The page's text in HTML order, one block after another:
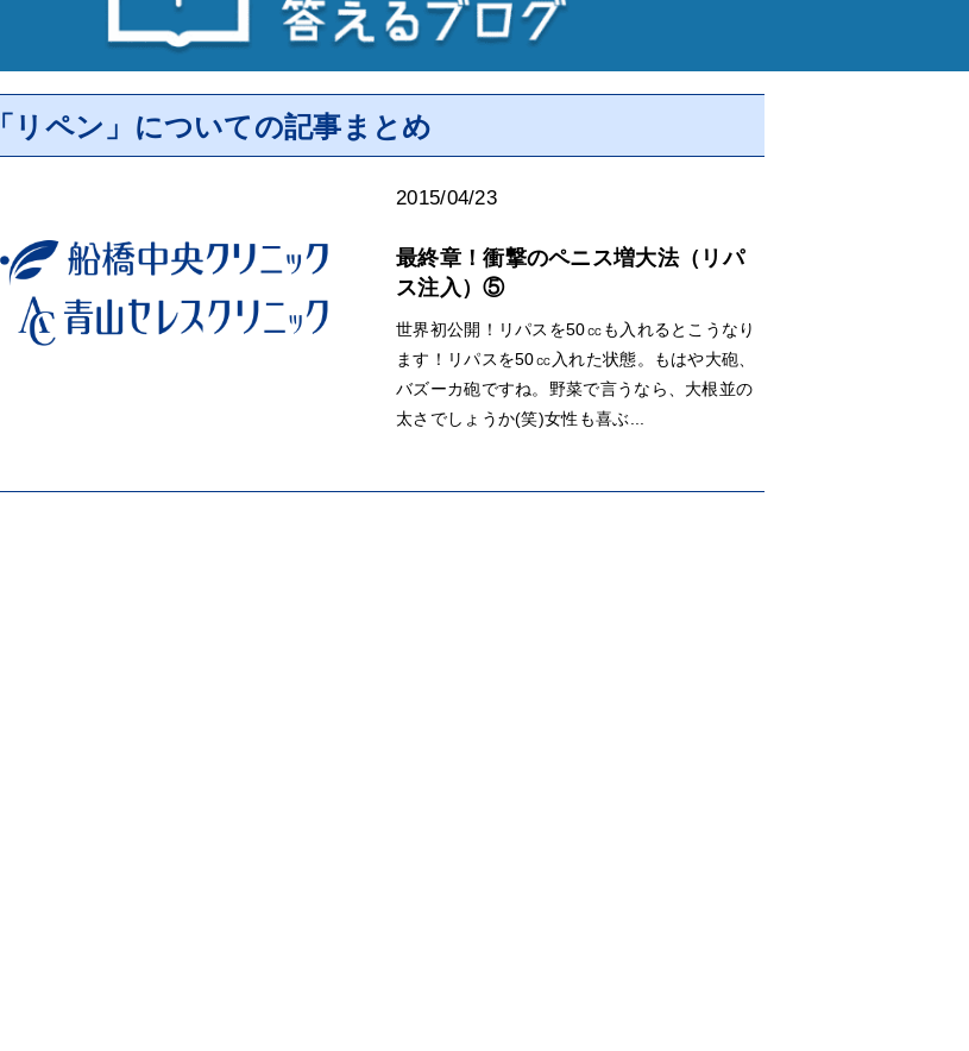
「リペン」についての記事まとめ
2015/04/23
最終章！衝撃のペニス増大法（リパ
ス注入）⑤
世界初公開！リパスを50㏄も入れるとこうなり
ます！リパスを50㏄入れた状態。もはや大砲、
バズーカ砲ですね。野菜で言うなら、大根並の
太さでしょうか(笑)女性も喜ぶ...